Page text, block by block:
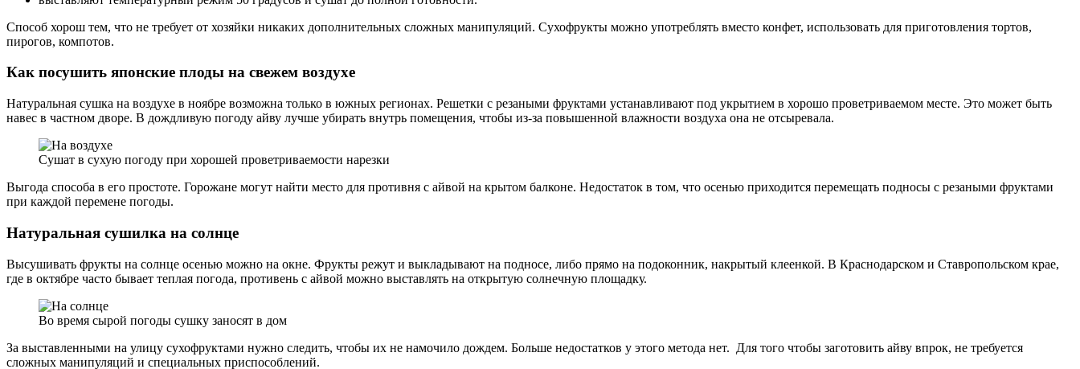
Способ хорош тем, что не требует от хозяйки никаких дополнительных сложных манипуляций. Сухофрукты можно употреблять вместо конфет, использовать для приготовления тортов,
пирогов, компотов.
Как посушить японские плоды на свежем воздухе
Натуральная сушка на воздухе в ноябре возможна только в южных регионах. Решетки с резаными фруктами устанавливают под укрытием в хорошо проветриваемом месте. Это может быть
навес в частном дворе. В дождливую погоду айву лучше убирать внутрь помещения, чтобы из-за повышенной влажности воздуха она не отсыревала.
Сушат в сухую погоду при хорошей проветриваемости нарезки
Выгода способа в его простоте. Горожане могут найти место для противня с айвой на крытом балконе. Недостаток в том, что осенью приходится перемещать подносы с резаными фруктами
при каждой перемене погоды.
Натуральная сушилка на солнце
Высушивать фрукты на солнце осенью можно на окне. Фрукты режут и выкладывают на подносе, либо прямо на подоконник, накрытый клеенкой. В Краснодарском и Ставропольском крае,
где в октябре часто бывает теплая погода, противень с айвой можно выставлять на открытую солнечную площадку.
Во время сырой погоды сушку заносят в дом
За выставленными на улицу сухофруктами нужно следить, чтобы их не намочило дождем. Больше недостатков у этого метода нет. Для того чтобы заготовить айву впрок, не требуется
сложных манипуляций и специальных приспособлений.